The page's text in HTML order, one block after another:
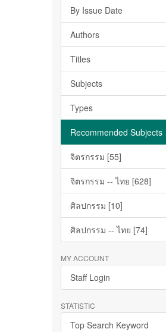
By Issue Date
Authors
Titles
Subjects
Types
Recommended Subjects
จิตรกรรม [55]
จิตรกรรม -- ไทย [628]
ศิลปกรรม [10]
ศิลปกรรม -- ไทย [74]
MY ACCOUNT
Staff Login
STATISTIC
Top Search Keyword